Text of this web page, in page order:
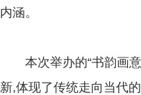
内涵。
本次举办的“书韵画意
新,体现了传统走向当代